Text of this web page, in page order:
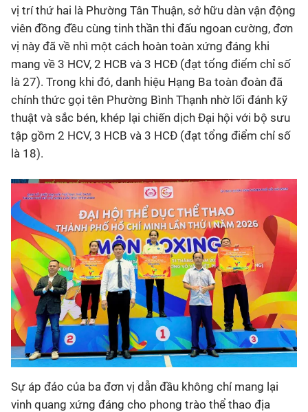
vị trí thứ hai là Phường Tân Thuận, sở hữu dàn vận động
viên đồng đều cùng tinh thần thi đấu ngoan cường, đơn
vị này đã về nhì một cách hoàn toàn xứng đáng khi
mang về 3 HCV, 2 HCB và 3 HCĐ (đạt tổng điểm chỉ số
là 27). Trong khi đó, danh hiệu Hạng Ba toàn đoàn đã
chính thức gọi tên Phường Bình Thạnh nhờ lối đánh kỹ
thuật và sắc bén, khép lại chiến dịch Đại hội với bộ sưu
tập gồm 2 HCV, 3 HCB và 3 HCĐ (đạt tổng điểm chỉ số
là 18).
Sự áp đảo của ba đơn vị dẫn đầu không chỉ mang lại
vinh quang xứng đáng cho phong trào thể thao địa